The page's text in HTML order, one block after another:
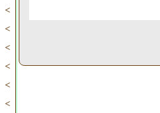
>
>
>
>
>
>